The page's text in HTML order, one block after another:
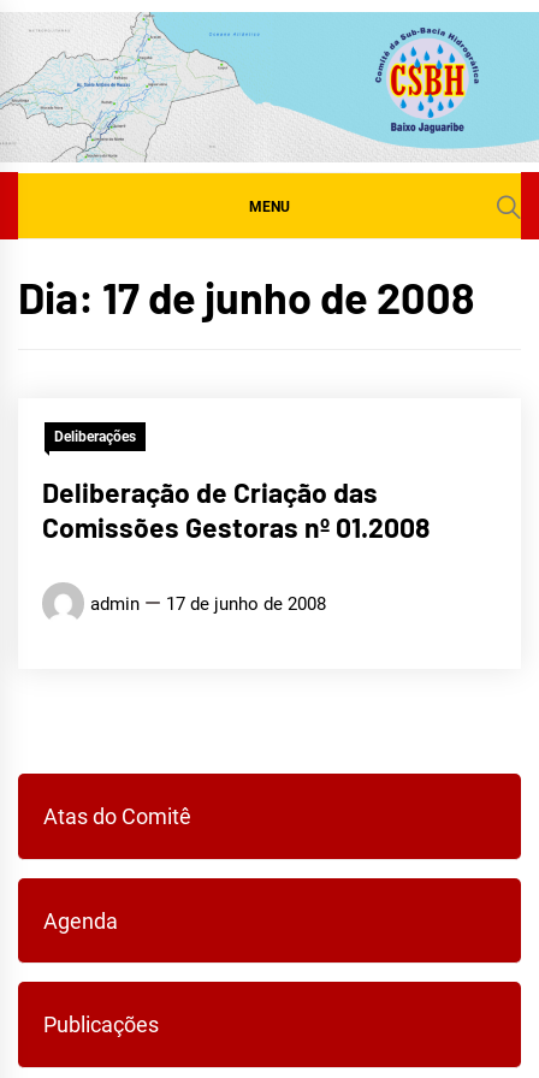
Skip
content
MENU
Dia: 17 de junho de 2008
Deliberações
Deliberação de Criação das
Comissões Gestoras nº 01.2008
admin 17 de junho de 2008
Atas do Comitê
Agenda
Publicações